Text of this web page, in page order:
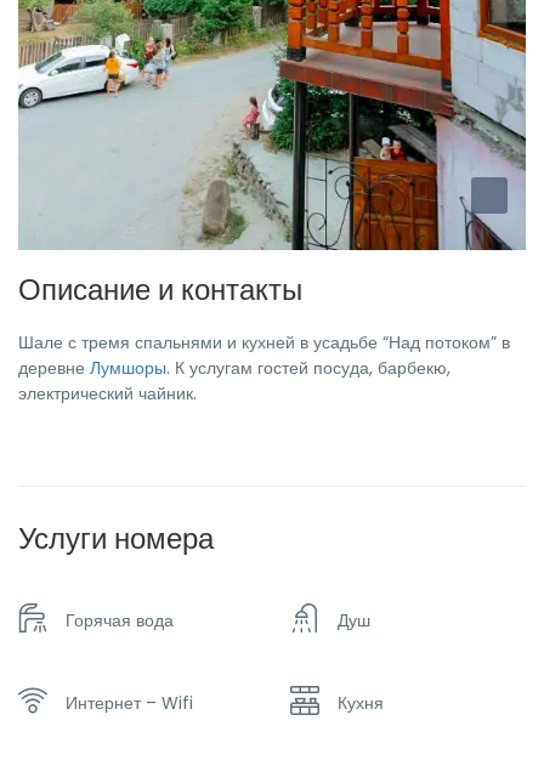
Описание и контакты
Шале с тремя спальнями и кухней в усадьбе “Над потоком” в
деревне Лумшоры. К услугам гостей посуда, барбекю,
электрический чайник.
Услуги номера
Горячая вода Душ
Интернет – Wifi Кухня